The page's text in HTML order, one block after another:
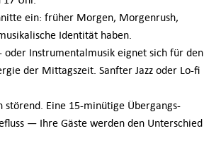
ein: früher Morgen, Morgenrush,
Identität haben.
oder Instrumentalmusik eignet sich für den
der Mittagszeit. Sanfter Jazz oder Lo-fi
störend. Eine 15-minütige Übergangs-
— Ihre Gäste werden den Unterschied